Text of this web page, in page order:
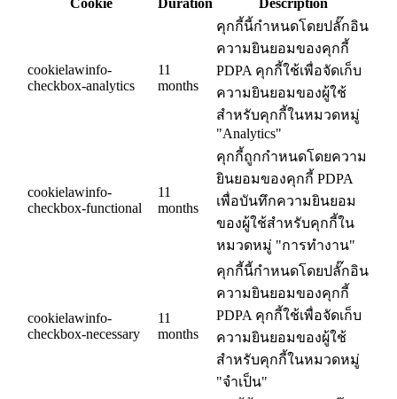
Cookie
Duration Description
cookielawinfo-
checkbox-analytics
11
months
คุกกี้นี้กำหนดโดยปลั๊กอิน
ความยินยอมของคุกกี้
PDPA คุกกี้ใช้เพื่อจัดเก็บ
ความยินยอมของผู้ใช้
สำหรับคุกกี้ในหมวดหมู่
"Analytics"
cookielawinfo-
checkbox-functional
11
months
คุกกี้ถูกกำหนดโดยความ
ยินยอมของคุกกี้ PDPA
เพื่อบันทึกความยินยอม
ของผู้ใช้สำหรับคุกกี้ใน
หมวดหมู่ "การทำงาน"
cookielawinfo-
checkbox-necessary
11
months
คุกกี้นี้กำหนดโดยปลั๊กอิน
ความยินยอมของคุกกี้
PDPA คุกกี้ใช้เพื่อจัดเก็บ
ความยินยอมของผู้ใช้
สำหรับคุกกี้ในหมวดหมู่
"จำเป็น"